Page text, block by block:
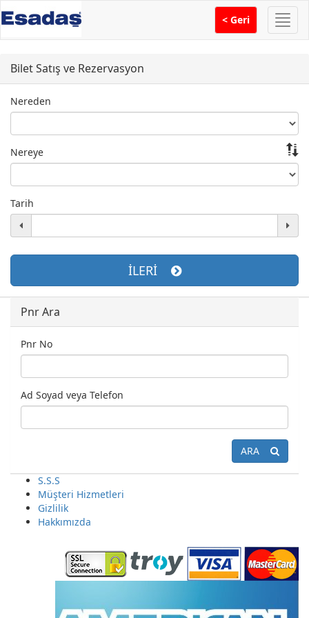
Menü
< Geri
Bilet Satış ve Rezervasyon
Nereden
Nereye
Tarih
İLERİ
Pnr Ara
Pnr No
Ad Soyad veya Telefon
ARA
S.S.S
Müşteri Hizmetleri
Gizlilik
Hakkımızda